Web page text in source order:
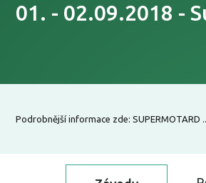
01. - 02.09.2018 -
Podrobnější informace zde: SUPERMOTARD